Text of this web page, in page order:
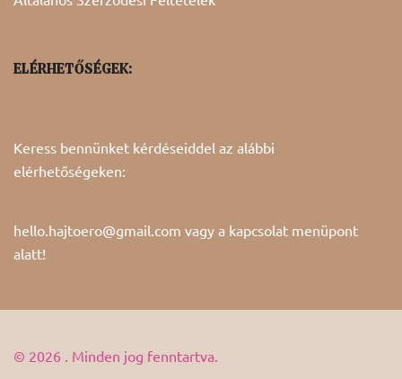
ELÉRHETŐSÉGEK:
Keress bennünket kérdéseiddel az alábbi
elérhetőségeken:
hello.hajtoero@gmail.com vagy a kapcsolat menüpont
alatt!
© 2026 . Minden jog fenntartva.